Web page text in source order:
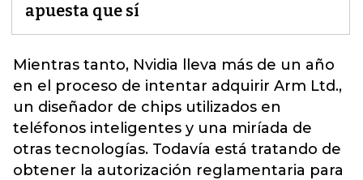
apuesta que sí
Mientras tanto, Nvidia lleva más de un año
en el proceso de intentar adquirir Arm Ltd.,
un diseñador de chips utilizados en
teléfonos inteligentes y una miríada de
otras tecnologías. Todavía está tratando de
obtener la autorización reglamentaria para